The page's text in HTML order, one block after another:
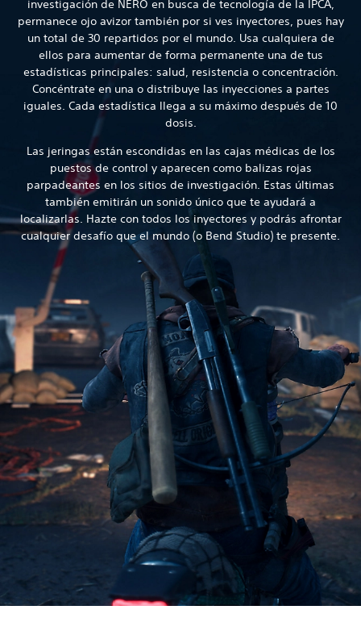
investigación de NERO en busca de tecnología de la IPCA,
permanece ojo avizor también por si ves inyectores, pues hay
un total de 30 repartidos por el mundo. Usa cualquiera de
ellos para aumentar de forma permanente una de tus
estadísticas principales: salud, resistencia o concentración.
Concéntrate en una o distribuye las inyecciones a partes
iguales. Cada estadística llega a su máximo después de 10
dosis.
Las jeringas están escondidas en las cajas médicas de los
puestos de control y aparecen como balizas rojas
parpadeantes en los sitios de investigación. Estas últimas
también emitirán un sonido único que te ayudará a
localizarlas. Hazte con todos los inyectores y podrás afrontar
cualquier desafío que el mundo (o Bend Studio) te presente.